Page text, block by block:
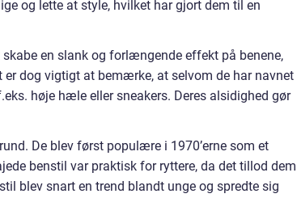
og lette at style, hvilket har gjort dem til en
en slank og forlængende effekt på benene,
dog vigtigt at bemærke, at selvom de har navnet
høje hæle eller sneakers. Deres alsidighed gør
De blev først populære i 1970’erne som et
benstil var praktisk for ryttere, da det tillod dem
blev snart en trend blandt unge og spredte sig